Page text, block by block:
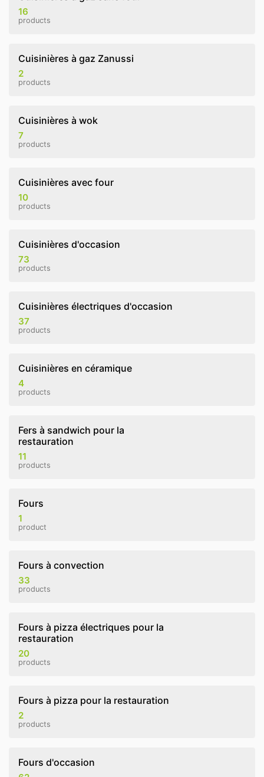
16
products
Cuisinières à gaz Zanussi
2
products
Cuisinières à wok
7
products
Cuisinières avec four
10
products
Cuisinières d'occasion
73
products
Cuisinières électriques d'occasion
37
products
Cuisinières en céramique
4
products
Fers à sandwich pour la
restauration
11
products
Fours
1
product
Fours à convection
33
products
Fours à pizza électriques pour la
restauration
20
products
Fours à pizza pour la restauration
2
products
Fours d'occasion